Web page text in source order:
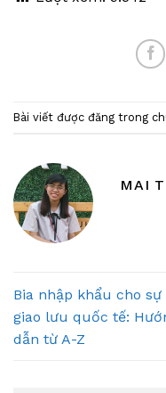
Bài viết được đăng trong
MAI
Bia nhập khẩu cho sự
giao lưu quốc tế:
dẫn từ A-Z